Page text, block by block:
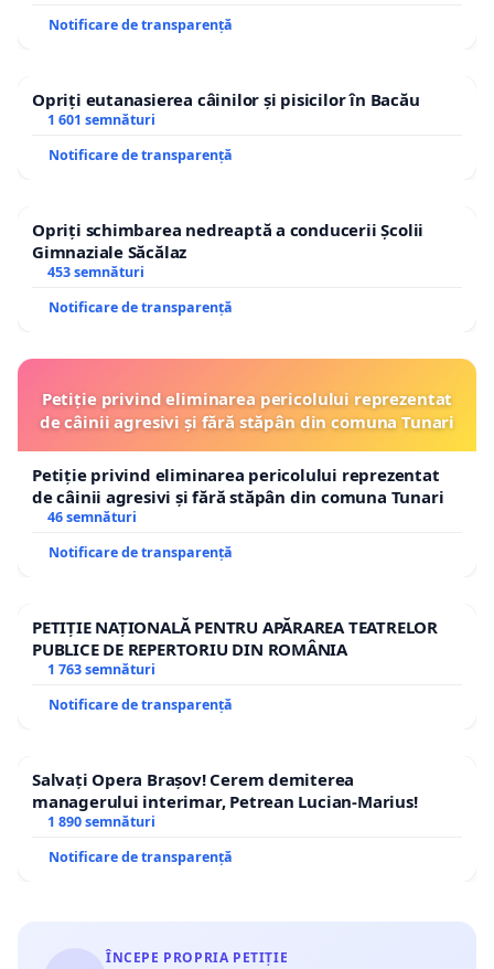
Notificare de transparență
Opriți eutanasierea câinilor și pisicilor în Bacău
1 601 semnături
Notificare de transparență
Opriți schimbarea nedreaptă a conducerii Școlii
Gimnaziale Săcălaz
453 semnături
Notificare de transparență
Petiție privind eliminarea pericolului reprezentat
de câinii agresivi și fără stăpân din comuna Tunari
Petiție privind eliminarea pericolului reprezentat
de câinii agresivi și fără stăpân din comuna Tunari
46 semnături
Notificare de transparență
PETIȚIE NAȚIONALĂ PENTRU APĂRAREA TEATRELOR
PUBLICE DE REPERTORIU DIN ROMÂNIA
1 763 semnături
Notificare de transparență
Salvați Opera Brașov! Cerem demiterea
managerului interimar, Petrean Lucian-Marius!
1 890 semnături
Notificare de transparență
ÎNCEPE PROPRIA PETIȚIE